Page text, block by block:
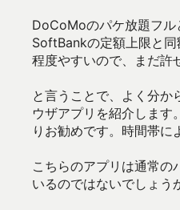
DoCoMoのパケ放題フ
SoftBankの定額上限と
程度やすいので、まだ許
と言うことで、よく分か
ウザアプリを紹介します
りお勧めです。時間帯に
こちらのアプリは通常の
いるのではないでしょう